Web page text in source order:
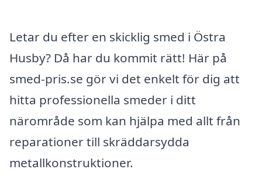
Letar du efter en skicklig smed i Östra
Husby? Då har du kommit rätt! Här på
smed-pris.se gör vi det enkelt för dig att
hitta professionella smeder i ditt
närområde som kan hjälpa med allt från
reparationer till skräddarsydda
metallkonstruktioner.